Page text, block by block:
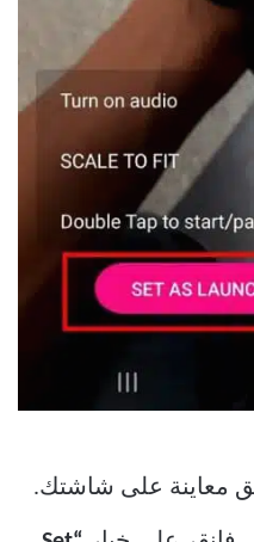
معاينة على شاشتك.